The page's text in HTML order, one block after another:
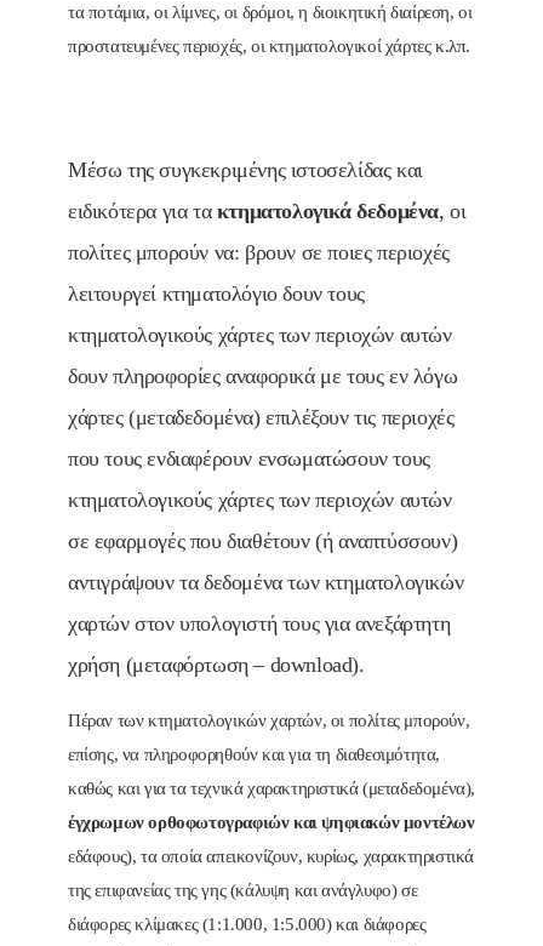
τα ποτάμια, οι λίμνες, οι δρόμοι, η διοικητική διαίρεση, οι
προστατευμένες περιοχές, οι κτηματολογικοί χάρτες κ.λπ.
Μέσω της συγκεκριμένης ιστοσελίδας και
ειδικότερα για τα κτηματολογικά δεδομένα, οι
πολίτες μπορούν να: βρουν σε ποιες περιοχές
λειτουργεί κτηματολόγιο δουν τους
κτηματολογικούς χάρτες των περιοχών αυτών
δουν πληροφορίες αναφορικά με τους εν λόγω
χάρτες (μεταδεδομένα) επιλέξουν τις περιοχές
που τους ενδιαφέρουν ενσωματώσουν τους
κτηματολογικούς χάρτες των περιοχών αυτών
σε εφαρμογές που διαθέτουν (ή αναπτύσσουν)
αντιγράψουν τα δεδομένα των κτηματολογικών
χαρτών στον υπολογιστή τους για ανεξάρτητη
χρήση (μεταφόρτωση – download).
Πέραν των κτηματολογικών χαρτών, οι πολίτες μπορούν,
επίσης, να πληροφορηθούν και για τη διαθεσιμότητα,
καθώς και για τα τεχνικά χαρακτηριστικά (μεταδεδομένα),
έγχρωμων ορθοφωτογραφιών και ψηφιακών μοντέλων
εδάφους), τα οποία απεικονίζουν, κυρίως, χαρακτηριστικά
της επιφανείας της γης (κάλυψη και ανάγλυφο) σε
διάφορες κλίμακες (1:1.000, 1:5.000) και διάφορες